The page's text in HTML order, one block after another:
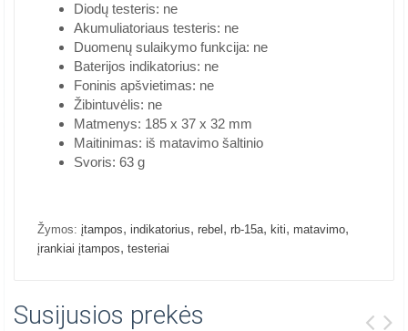
Diodų testeris: ne
Akumuliatoriaus testeris: ne
Duomenų sulaikymo funkcija: ne
Baterijos indikatorius: ne
Foninis apšvietimas: ne
Žibintuvėlis: ne
Matmenys: 185 x 37 x 32 mm
Maitinimas: iš matavimo šaltinio
Svoris: 63 g
Žymos: įtampos, indikatorius, rebel , rb-15a, kiti, matavimo,
įrankiai įtampos, testeriai
Susijusios prekės